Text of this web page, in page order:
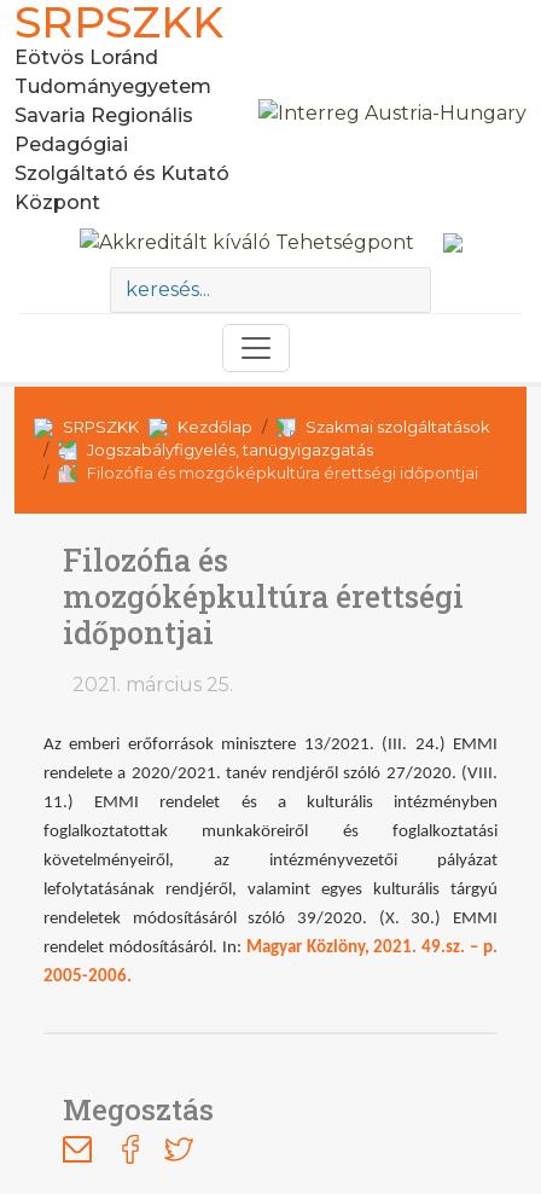
SRPSZKK
Eötvös Loránd
Tudományegyetem
Savaria Regionális
Pedagógiai
Szolgáltató és Kutató
Központ
SRPSZKK Kezdőlap
Szakmai szolgáltatások
Jogszabályfigyelés, tanügyigazgatás
Filozófia és mozgóképkultúra érettségi időpontjai
Filozófia és
mozgóképkultúra érettségi
időpontjai
2021. március 25.
Az emberi erőforrások minisztere 13/2021. (III. 24.) EMMI
rendelete a 2020/2021. tanév rendjéről szóló 27/2020. (VIII.
11.) EMMI rendelet és a kulturális intézményben
foglalkoztatottak munkaköreiről és foglalkoztatási
követelményeiről, az intézményvezetői pályázat
lefolytatásának rendjéről, valamint egyes kulturális tárgyú
rendeletek módosításáról szóló 39/2020. (X. 30.) EMMI
rendelet módosításáról. In: Magyar Közlöny, 2021. 49.sz. – p.
2005-2006.
Megosztás